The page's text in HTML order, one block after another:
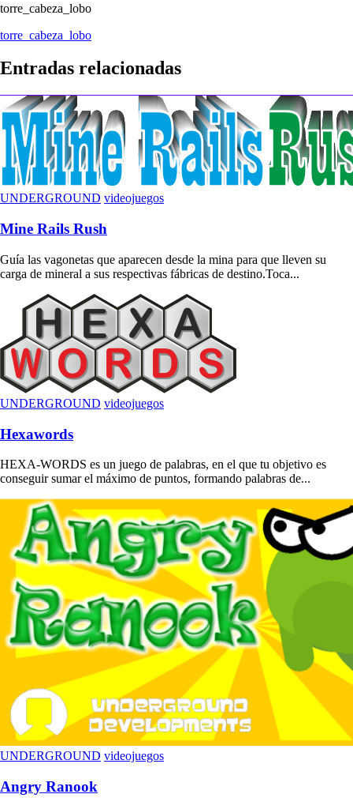
torre_cabeza_lobo
Navegación
de
entradas
torre_cabeza_lobo
Entradas relacionadas
UNDERGROUND videojuegos
Mine Rails Rush
Guía las vagonetas que aparecen desde la mina para que lleven su
carga de mineral a sus respectivas fábricas de destino.Toca...
UNDERGROUND videojuegos
Hexawords
HEXA-WORDS es un juego de palabras, en el que tu objetivo es
conseguir sumar el máximo de puntos, formando palabras de...
UNDERGROUND videojuegos
Angry Ranook